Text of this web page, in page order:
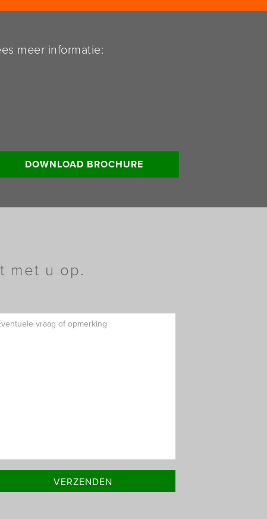
meer informatie:
DOWNLOAD BROCHURE
met u op.